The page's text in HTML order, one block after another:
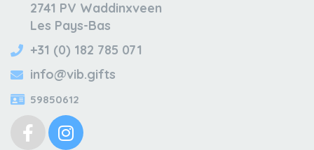
2741 PV Waddinxveen
Les Pays-Bas
+31 (0) 182 785 071
info@vib.gifts
59850612